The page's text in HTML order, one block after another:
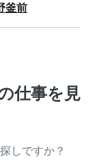
釜前
仕事を見
しですか？